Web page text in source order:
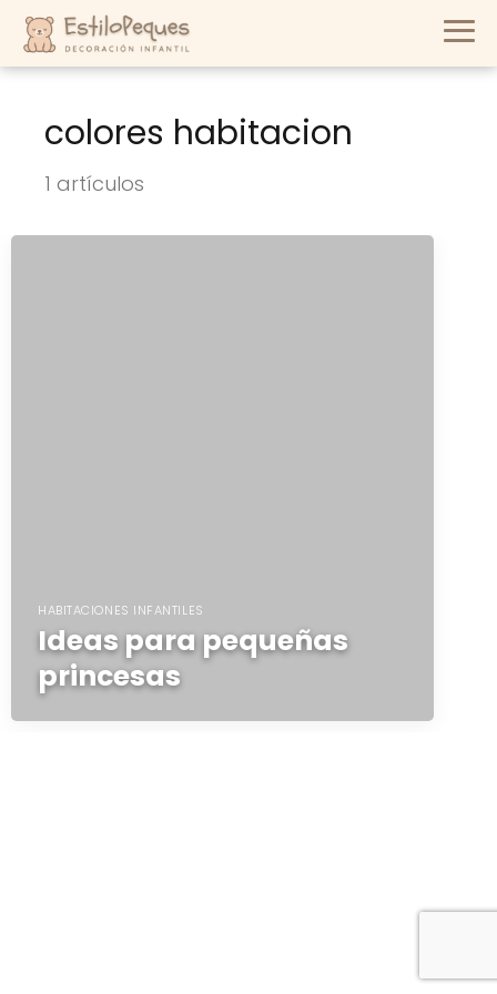
colores habitacion
1 artículos
HABITACIONES INFANTILES
Ideas para pequeñas
princesas